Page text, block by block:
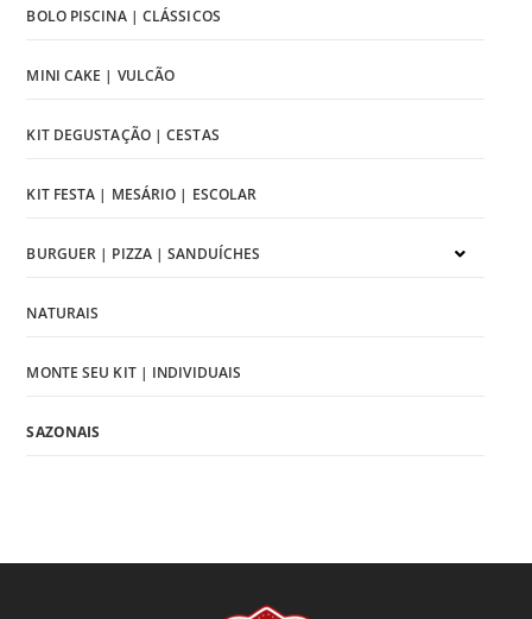
BOLO PISCINA | CLÁSSICOS
MINI CAKE | VULCÃO
KIT DEGUSTAÇÃO | CESTAS
KIT FESTA | MESÁRIO | ESCOLAR
BURGUER | PIZZA | SANDUÍCHES
NATURAIS
MONTE SEU KIT | INDIVIDUAIS
SAZONAIS